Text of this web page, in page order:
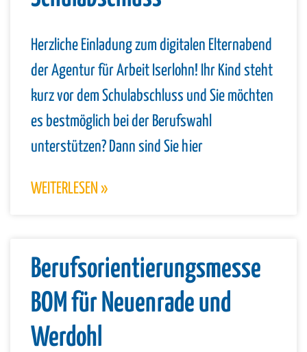
Herzliche Einladung zum digitalen Elternabend
der Agentur für Arbeit Iserlohn! Ihr Kind steht
kurz vor dem Schulabschluss und Sie möchten
es bestmöglich bei der Berufswahl
unterstützen? Dann sind Sie hier
WEITERLESEN »
Berufsorientierungsmesse
BOM für Neuenrade und
Werdohl